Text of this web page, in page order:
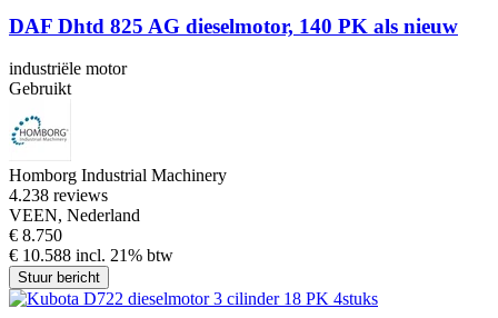
DAF Dhtd 825 AG dieselmotor, 140 PK als nieuw
industriële motor
Gebruikt
Homborg Industrial Machinery
4.238 reviews
VEEN, Nederland
€ 8.750
€ 10.588 incl. 21% btw
Stuur bericht